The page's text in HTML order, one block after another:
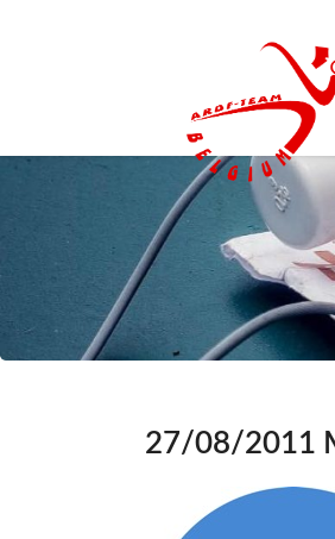
27/08/2011